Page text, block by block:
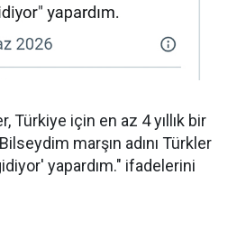
Türkiye için en az 4 yıllık bir
marşın adını Türkler
yapardım." ifadelerini